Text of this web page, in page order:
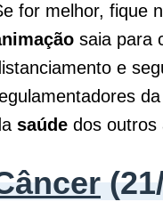
for melhor, fique
saia para
e
saúde dos outros